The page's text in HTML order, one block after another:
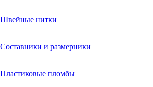
Швейные нитки
Составники и размерники
Пластиковые пломбы